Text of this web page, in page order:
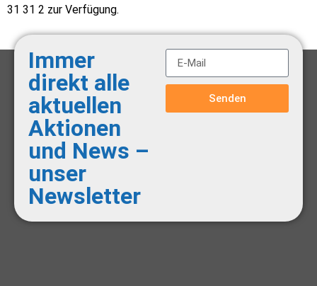
31 31 2 zur Verfügung.
Immer
direkt alle
aktuellen
Aktionen
und News –
unser
Newsletter
Senden